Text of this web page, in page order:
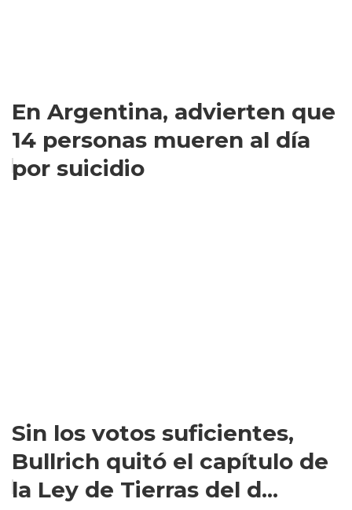
En Argentina, advierten que
14 personas mueren al día
por suicidio
Sin los votos suficientes,
Bullrich quitó el capítulo de
la Ley de Tierras del d...